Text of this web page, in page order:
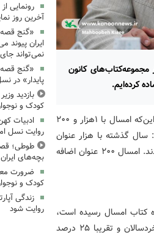
مجموعه‌کتاب‌های کانون
کرده‌ایم.
به گزارش اداره کل روابط عمومی و امور بین الملل کانون، عباس محمد‍دینی، با بیان این‌که امسال با ۱هزار و ۲۰۰
گذشته با هزار عنوان
کتاب در نمایشگاه کتاب تهران حضور داشتیم که بسیاری از آنها جز پرتیراژترین‌ها بودند. امسال ۲۰۰ عنوان اضافه
سال ۱۴۰۳ است که به نمایشگاه کتاب امسال رسیده است،
بیان کرد: از این عنوان‌ها ۵۰ درصد کتاب‌های نوجوان است، حدود ۲۵ درصد برای خردسالان و تقریبا ۲۵ درصد
رونمایی
آخرین روز
«گنج
ایران پیوند
نمی‌تواند
«گنج
پایدار» در
بازدید
کودک و
ادبیات
روایت نسل
طوطی؛
بچه‌های ایران
ضرورت
کودک و
زندگی
روایت شود